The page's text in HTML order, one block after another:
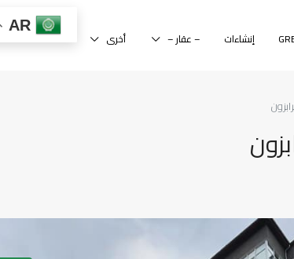
إنشاءات – عقار – أخرى
AR